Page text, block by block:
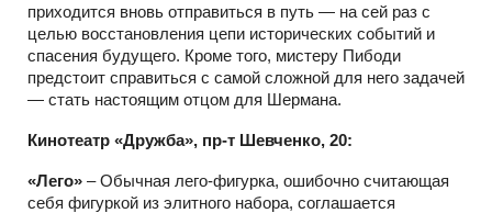
приходится вновь отправиться в путь — на сей раз с
целью восстановления цепи исторических событий и
спасения будущего. Кроме того, мистеру Пибоди
предстоит справиться с самой сложной для него задачей
— стать настоящим отцом для Шермана.
Кинотеатр «Дружба», пр-т Шевченко, 20:
«Лего» – Обычная лего-фигурка, ошибочно считающая
себя фигуркой из элитного набора, соглашается